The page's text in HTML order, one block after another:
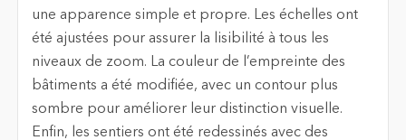
une apparence simple et propre. Les échelles ont
été ajustées pour assurer la lisibilité à tous les
niveaux de zoom. La couleur de l’empreinte des
bâtiments a été modifiée, avec un contour plus
sombre pour améliorer leur distinction visuelle.
Enfin, les sentiers ont été redessinés avec des